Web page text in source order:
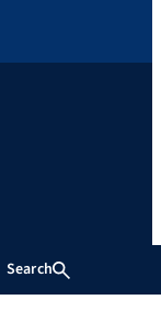
Search